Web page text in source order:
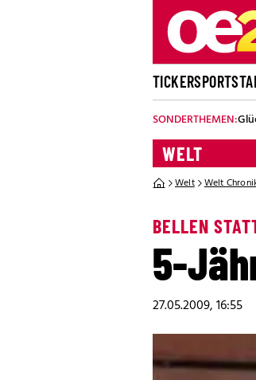
TICKERSPORT
SONDERTHEMEN:
WELT
Welt Welt
BELLEN
5-
27.05.2009, 16:55